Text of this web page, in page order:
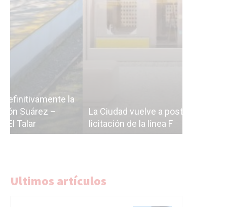
La Ciudad vuelve a postergar la
licitación de la línea F
Ultimos artículos